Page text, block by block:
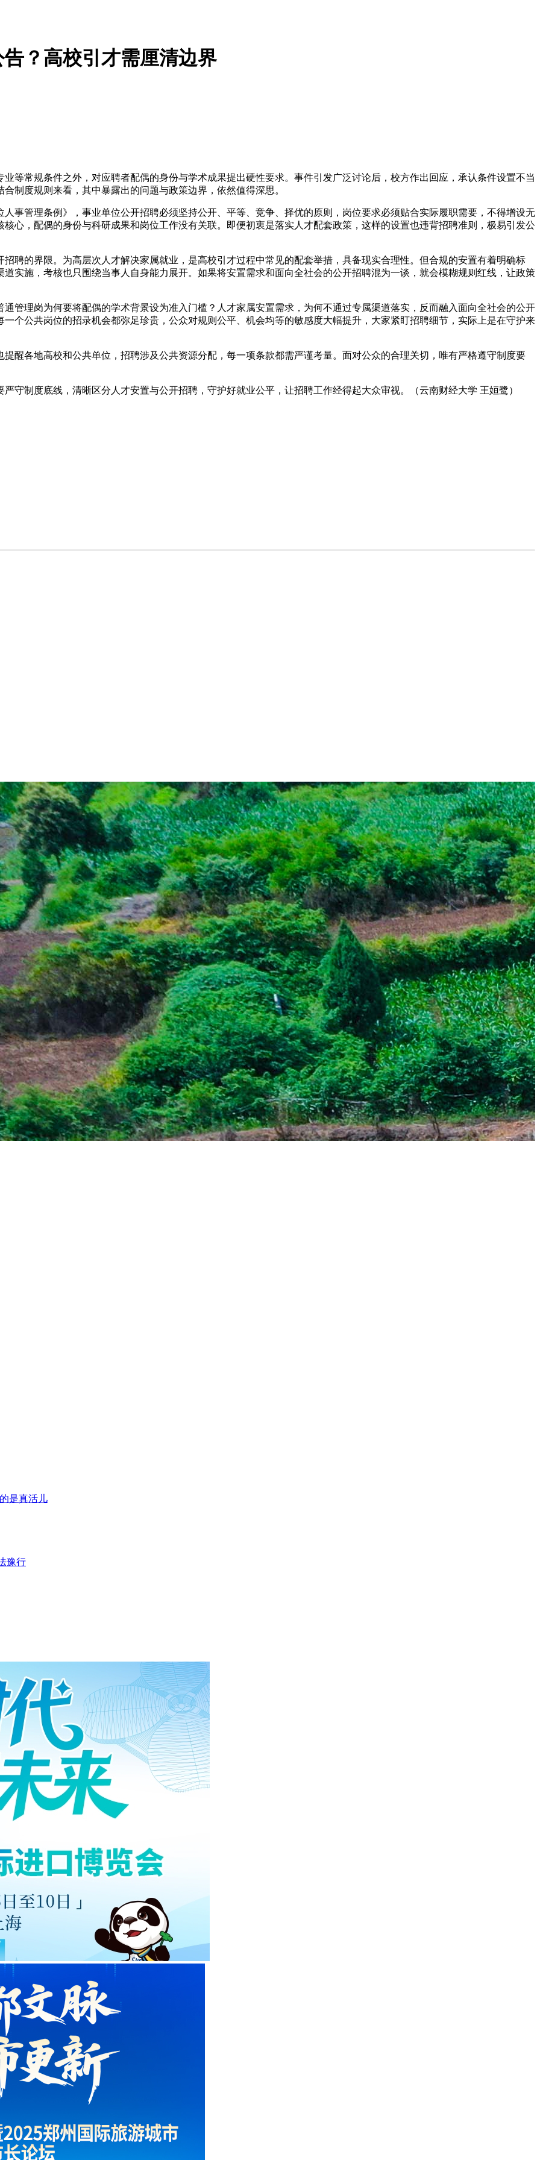
？高校引才需厘清边界
等常规条件之外，对应聘者配偶的身份与学术成果提出硬性要求。事件引发广泛讨论后，校方作出回应，承认条件设置不当
制度规则来看，其中暴露出的问题与政策边界，依然值得深思。
事管理条例》，事业单位公开招聘必须坚持公开、平等、竞争、择优的原则，岗位要求必须贴合实际履职需要，不得增设无
心，配偶的身份与科研成果和岗位工作没有关联。即便初衷是落实人才配套政策，这样的设置也违背招聘准则，极易引发公
聘的界限。为高层次人才解决家属就业，是高校引才过程中常见的配套举措，具备现实合理性。但合规的安置有着明确标
实施，考核也只围绕当事人自身能力展开。如果将安置需求和面向全社会的公开招聘混为一谈，就会模糊规则红线，让政策
管理岗为何要将配偶的学术背景设为准入门槛？人才家属安置需求，为何不通过专属渠道落实，反而融入面向全社会的公开
个公共岗位的招录机会都弥足珍贵，公众对规则公平、机会均等的敏感度大幅提升，大家紧盯招聘细节，实际上是在守护来
醒各地高校和公共单位，招聘涉及公共资源分配，每一项条款都需严谨考量。面对公众的合理关切，唯有严格遵守制度要
守制度底线，清晰区分人才安置与公开招聘，守护好就业公平，让招聘工作经得起大众审视。（云南财经大学 王姮鹭）